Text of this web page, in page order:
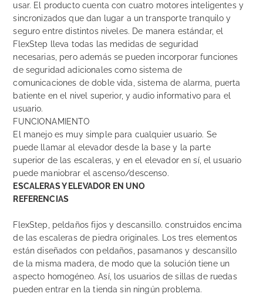
usar. El producto cuenta con cuatro motores inteligentes y
sincronizados que dan lugar a un transporte tranquilo y
seguro entre distintos niveles. De manera estándar, el
FlexStep lleva todas las medidas de seguridad
necesarias, pero además se pueden incorporar funciones
de seguridad adicionales como sistema de
comunicaciones de doble vida, sistema de alarma, puerta
batiente en el nivel superior, y audio informativo para el
usuario.
FUNCIONAMIENTO
El manejo es muy simple para cualquier usuario. Se
puede llamar al elevador desde la base y la parte
superior de las escaleras, y en el elevador en sí, el usuario
puede maniobrar el ascenso/descenso.
ESCALERAS Y ELEVADOR EN UNO
REFERENCIAS
FlexStep, peldaños fijos y descansillo. construidos encima
de las escaleras de piedra originales. Los tres elementos
están diseñados con peldaños, pasamanos y descansillo
de la misma madera, de modo que la solución tiene un
aspecto homogéneo. Así, los usuarios de sillas de ruedas
pueden entrar en la tienda sin ningún problema.